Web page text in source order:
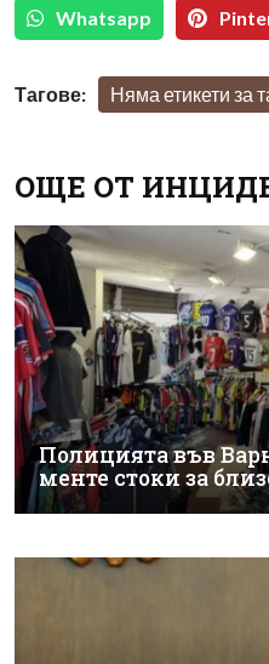
Whatsapp
Тагове: Няма етикети за
ОЩЕ ОТ
Полицията във
менте стоки за